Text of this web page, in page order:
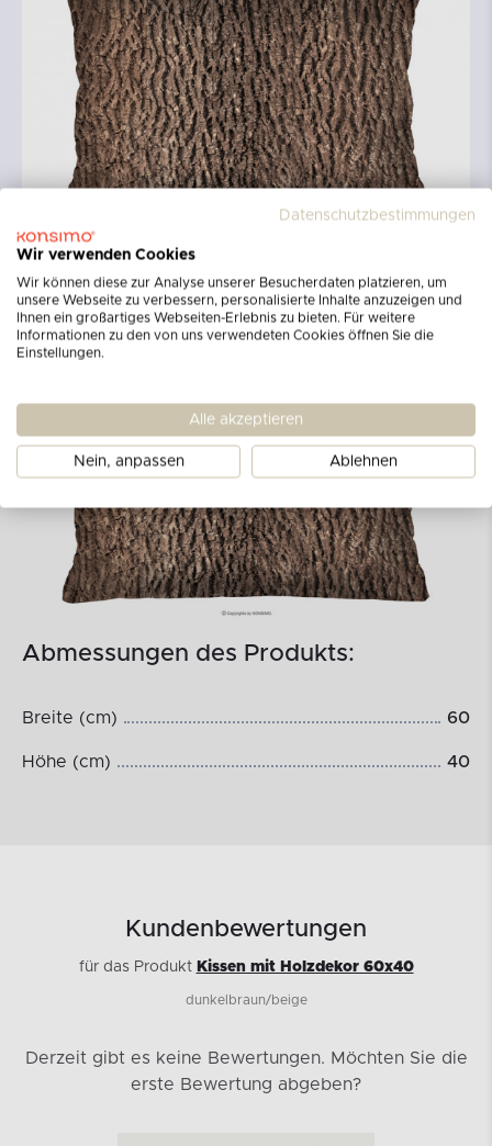
Abmessungen des Produkts:
Breite (cm) 60
Höhe (cm) 40
Kundenbewertungen
für das Produkt Kissen mit Holzdekor 60x40
dunkelbraun/beige
Derzeit gibt es keine Bewertungen. Möchten Sie die
erste Bewertung abgeben?
Datenschutzbestimmungen
Wir verwenden Cookies
Wir können diese zur Analyse unserer Besucherdaten platzieren, um
unsere Webseite zu verbessern, personalisierte Inhalte anzuzeigen und
Ihnen ein großartiges Webseiten-Erlebnis zu bieten. Für weitere
Informationen zu den von uns verwendeten Cookies öffnen Sie die
Einstellungen.
Alle akzeptieren
Nein, anpassen Ablehnen